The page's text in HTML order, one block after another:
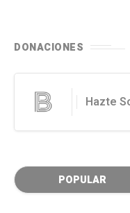
DONACIONES
Hazte
POPULAR